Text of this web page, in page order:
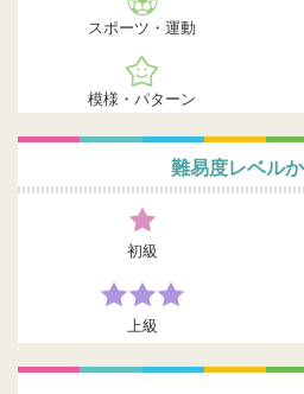
スポーツ・運動
模様・パターン
難易度レベル
初級
上級